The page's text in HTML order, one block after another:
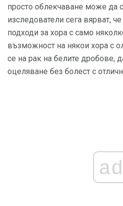
просто облекчаване може да
изследователи сега вярват,
подходи за хора с само
възможност на някои хора с
се на рак на белите дробове,
оцеляване без болест с
ad